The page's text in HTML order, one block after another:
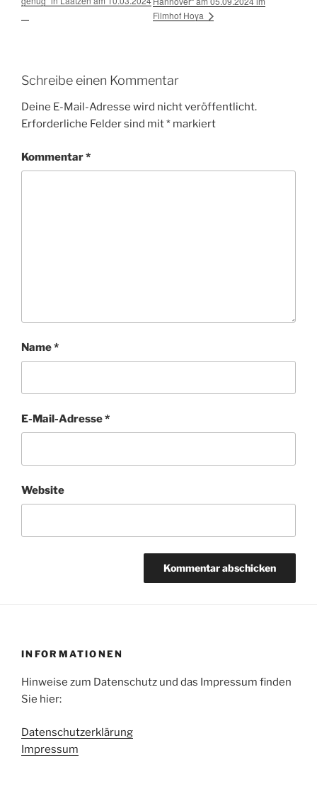
Filmhof Hoya
Schreibe einen Kommentar
Deine E-Mail-Adresse wird nicht veröffentlicht.
Erforderliche Felder sind mit* markiert
Kommentar*
Name*
E-Mail-Adresse*
Website
INFORMATIONEN
Hinweise zum Datenschutz und das Impressum finden
Sie hier:
Datenschutzerklärung
Impressum